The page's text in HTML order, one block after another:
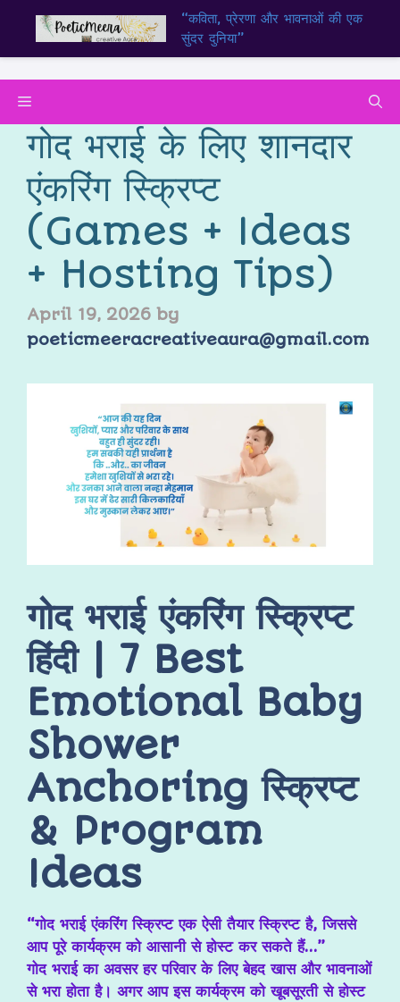
“कविता, प्रेरणा और भावनाओं की एक
सुंदर दुनिया”
गोद भराई के लिए शानदार
एंकरिंग स्क्रिप्ट
(Games + Ideas
+ Hosting Tips)
April 19, 2026 by
poeticmeeracreativeaura@gmail.com
गोद भराई एंकरिंग स्क्रिप्ट
हिंदी | 7 Best
Emotional Baby
Shower
Anchoring स्क्रिप्ट
& Program
Ideas
“गोद भराई एंकरिंग स्क्रिप्ट एक ऐसी तैयार स्क्रिप्ट है, जिससे
आप पूरे कार्यक्रम को आसानी से होस्ट कर सकते हैं…”
गोद भराई का अवसर हर परिवार के लिए बेहद खास और भावनाओं
से भरा होता है। अगर आप इस कार्यक्रम को खूबसूरती से होस्ट